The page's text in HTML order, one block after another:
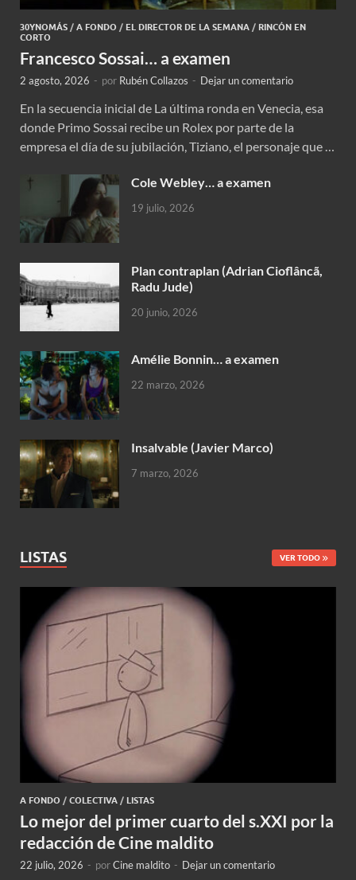
30YNOMÁS / A FONDO / EL DIRECTOR DE LA SEMANA / RINCÓN EN
CORTO
Francesco Sossai… a examen
2 agosto, 2026 - por Rubén Collazos - Dejar un comentario
En la secuencia inicial de La última ronda en Venecia, esa
donde Primo Sossai recibe un Rolex por parte de la
empresa el día de su jubilación, Tiziano, el personaje que …
Cole Webley… a examen
19 julio, 2026
Plan contraplan (Adrian Cioflâncã,
Radu Jude)
20 junio, 2026
Amélie Bonnin… a examen
22 marzo, 2026
Insalvable (Javier Marco)
7 marzo, 2026
LISTAS VER TODO
A FONDO / COLECTIVA / LISTAS
Lo mejor del primer cuarto del s.XXI por la
redacción de Cine maldito
22 julio, 2026 - porCine maldito - Dejar un comentario